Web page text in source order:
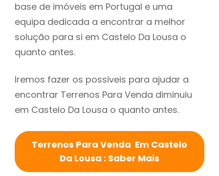
base de imóveis em Portugal e uma
equipa dedicada a encontrar a melhor
solução para si em Castelo Da Lousa o
quanto antes.
Iremos fazer os possiveis para ajudar a
encontrar Terrenos Para Venda diminuiu
em Castelo Da Lousa o quanto antes.
Terrenos Para Venda Em Castelo
Da Lousa : Saber Mais